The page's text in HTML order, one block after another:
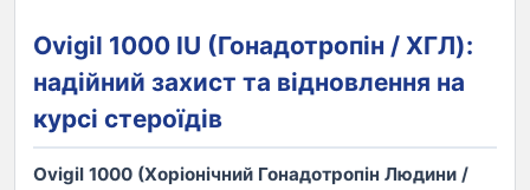
Ovigil 1000 IU (Гонадотропін / ХГЛ):
надійний захист та відновлення на
курсі стероїдів
Ovigil 1000 (Хоріонічний Гонадотропін Людини /